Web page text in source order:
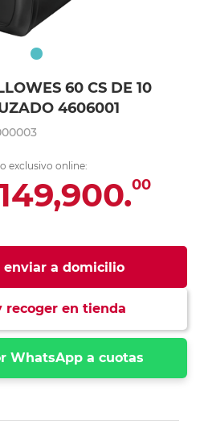
60 CS DE 10
4606001
exclusivo online:
00
enviar a domicilio
recoger en tienda
WhatsApp a cuotas